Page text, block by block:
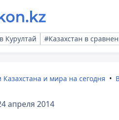
Курултай #Казахстан в
Казахстана и мира на сегодня
апреля 2014